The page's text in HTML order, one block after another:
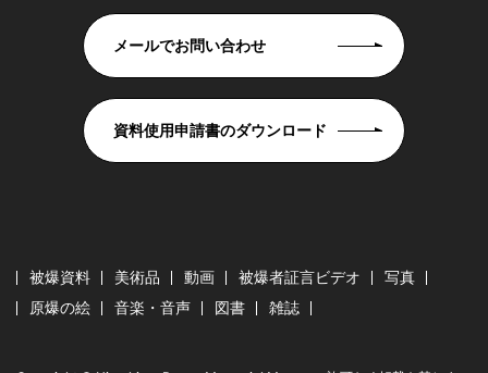
メールでお問い合わせ
資料使用申請書のダウンロード
被爆資料 美術品 動画 被爆者証言ビデオ
写真
原爆の絵
音楽・音声 図書 雑誌